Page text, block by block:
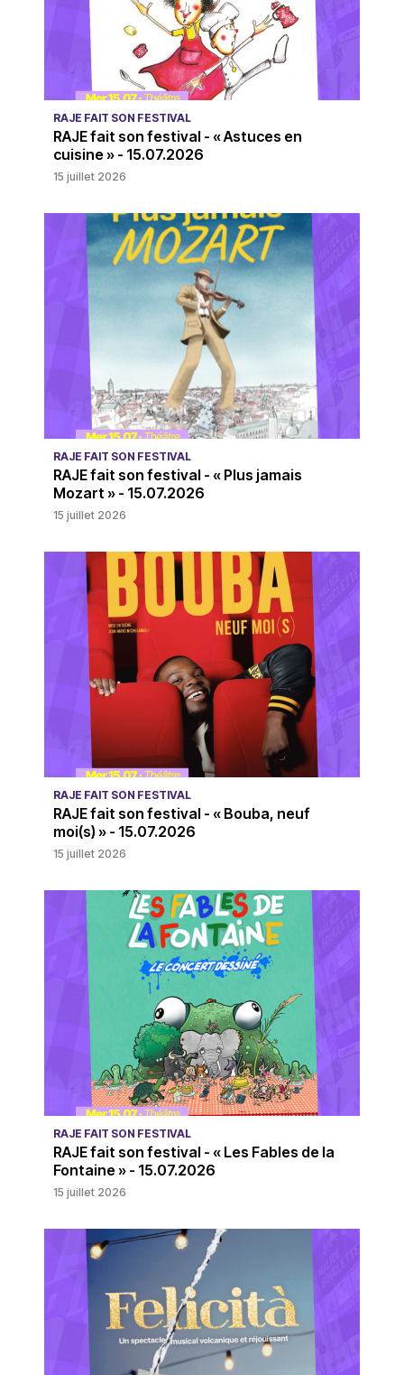
RAJE FAIT SON FESTIVAL
RAJE fait son festival - « Astuces en
cuisine » - 15.07.2026
15 juillet 2026
RAJE FAIT SON FESTIVAL
RAJE fait son festival - « Plus jamais
Mozart » - 15.07.2026
15 juillet 2026
RAJE FAIT SON FESTIVAL
RAJE fait son festival - « Bouba, neuf
moi(s) » - 15.07.2026
15 juillet 2026
RAJE FAIT SON FESTIVAL
RAJE fait son festival - « Les Fables de la
Fontaine » - 15.07.2026
15 juillet 2026